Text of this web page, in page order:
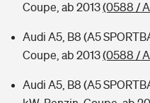
Coupe, ab 2013(0588 /
Audi A5, B8 (A5
Coupe, ab 2013(0588 /
Audi A5, B8 (A5